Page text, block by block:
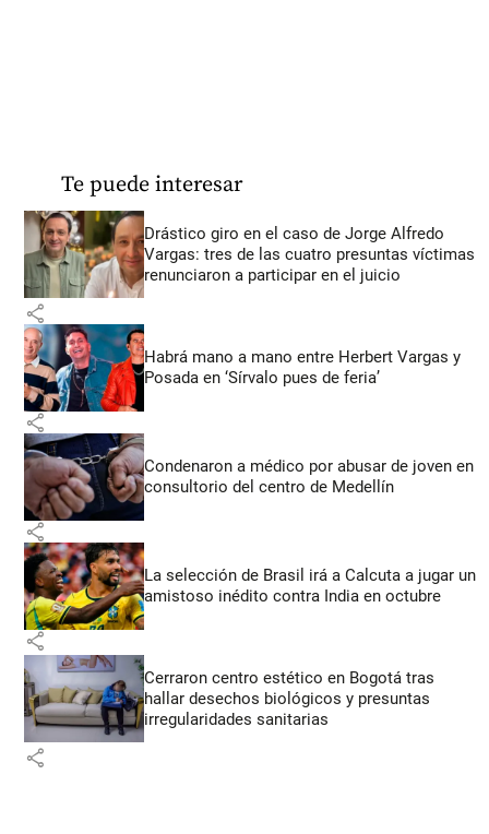
Te puede interesar
Drástico giro en el caso de Jorge Alfredo
Vargas: tres de las cuatro presuntas víctimas
renunciaron a participar en el juicio
share
Habrá mano a mano entre Herbert Vargas y
Posada en ‘Sírvalo pues de feria’
share
Condenaron a médico por abusar de joven en
consultorio del centro de Medellín
share
La selección de Brasil irá a Calcuta a jugar un
amistoso inédito contra India en octubre
share
Cerraron centro estético en Bogotá tras
hallar desechos biológicos y presuntas
irregularidades sanitarias
share